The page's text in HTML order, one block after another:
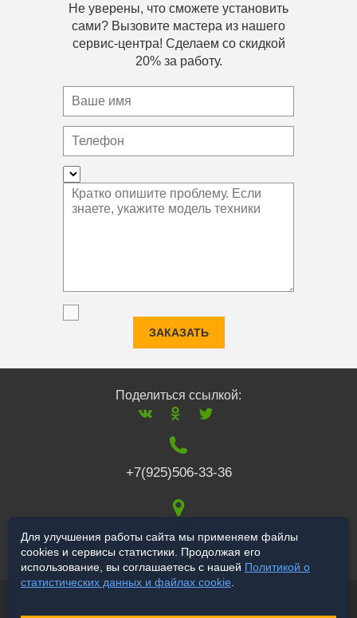
Не уверены, что сможете установить
сами? Вызовите мастера из нашего
сервис-центра! Сделаем со скидкой
20% за работу.
ЗАКАЗАТЬ
Поделиться ссылкой:
+7(925)506-33-36
117519,г. Москва,
Варшавское ш., 132
Для улучшения работы сайта мы применяем файлы
cookies и сервисы статистики. Продолжая его
использование, вы соглашаетесь с нашей Политикой о
статистических данных и файлах cookie